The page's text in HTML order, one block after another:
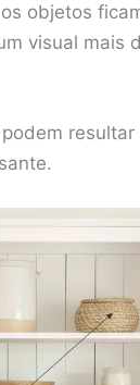
objetos
visual mais
resultar